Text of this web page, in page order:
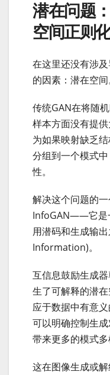
潜在问题
空间正则
在这里还没有涉
的因素：潜在空间
传统GAN在将随
样本方面没有提
为如果映射缺乏
分组到一个模式
性。
解决这个问题的
InfoGAN——它是
用潜码和生成输
Information)。
互信息鼓励生成
生了可解释的潜
应于数据中有意
可以明确控制生
带来更多的模式多
这在图像生成或